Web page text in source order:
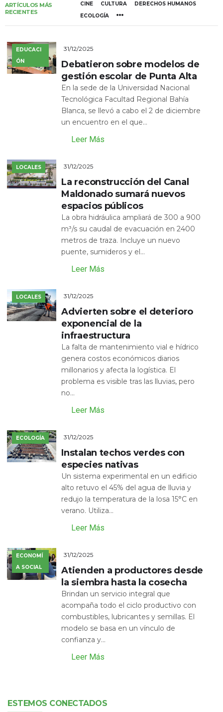
ARTÍCULOS MÁS
RECIENTES
CINE CULTURA
DERECHOS HUMANOS
ECOLOGÍA
EDUCACI
ÓN
31/12/2025
Debatieron sobre modelos de
gestión escolar de Punta Alta
En la sede de la Universidad Nacional
Tecnológica Facultad Regional Bahía
Blanca, se llevó a cabo el 2 de diciembre
un encuentro en el que...
Leer Más
LOCALES 31/12/2025
La reconstrucción del Canal
Maldonado sumará nuevos
espacios públicos
La obra hidráulica ampliará de 300 a 900
m³/s su caudal de evacuación en 2400
metros de traza. Incluye un nuevo
puente, sumideros y el...
Leer Más
LOCALES 31/12/2025
Advierten sobre el deterioro
exponencial de la
infraestructura
La falta de mantenimiento vial e hídrico
genera costos económicos diarios
millonarios y afecta la logística. El
problema es visible tras las lluvias, pero
no...
Leer Más
ECOLOGÍA 31/12/2025
Instalan techos verdes con
especies nativas
Un sistema experimental en un edificio
alto retuvo el 45% del agua de lluvia y
redujo la temperatura de la losa 15°C en
verano. Utiliza...
Leer Más
ECONOMÍ
A SOCIAL
31/12/2025
Atienden a productores desde
la siembra hasta la cosecha
Brindan un servicio integral que
acompaña todo el ciclo productivo con
combustibles, lubricantes y semillas. El
modelo se basa en un vínculo de
confianza y...
Leer Más
ESTEMOS CONECTADOS